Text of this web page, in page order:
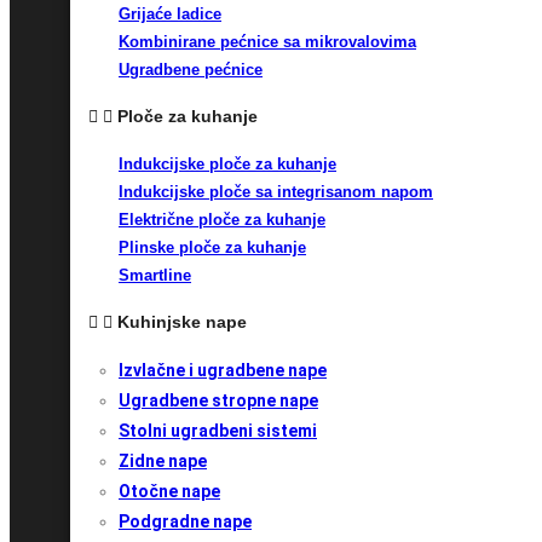
Grijaće ladice
Kombinirane pećnice sa mikrovalovima
Ugradbene pećnice
Ploče za kuhanje
Indukcijske ploče za kuhanje
Indukcijske ploče sa integrisanom napom
Električne ploče za kuhanje
Plinske ploče za kuhanje
Smartline
Kuhinjske nape
Izvlačne i ugradbene nape
Ugradbene stropne nape
Stolni ugradbeni sistemi
Zidne nape
Otočne nape
Podgradne nape